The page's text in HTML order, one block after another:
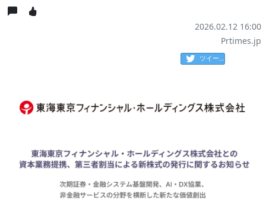
2026.02.12 16:00
Prtimes.jp
ツイート